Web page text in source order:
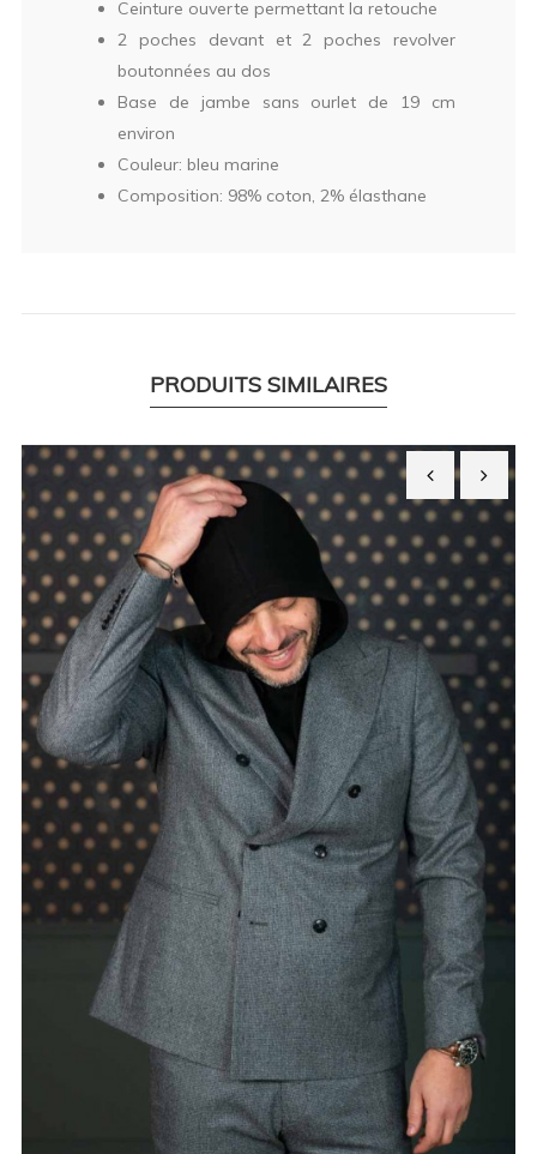
Ceinture ouverte permettant la retouche
2 poches devant et 2 poches revolver
boutonnées au dos
Base de jambe sans ourlet de 19 cm
environ
Couleur: bleu marine
Composition: 98% coton, 2% élasthane
PRODUITS SIMILAIRES
‹ ›